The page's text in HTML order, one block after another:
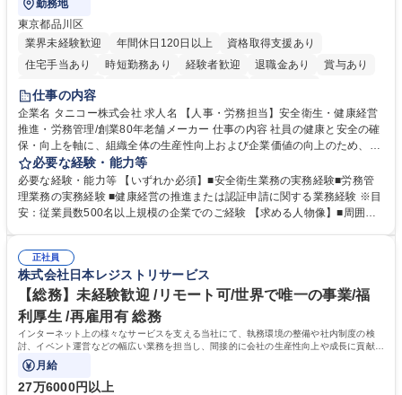
勤務地
東京都品川区
業界未経験歓迎
年間休日120日以上
資格取得支援あり
住宅手当あり
時短勤務あり 経験者歓迎 退職金あり
賞与あり
完全週休2日制
寮・社宅あり
仕事の内容
企業名 タニコー株式会社 求人名 【人事・労務担当】安全衛生・健康経営
推進・労務管理/創業80年老舗メーカー 仕事の内容 社員の健康と安全の確
保・向上を軸に、組織全体の生産性向上および企業価値の向上のため、経
営層と密接に連携しながら、定型業務にとどまらず、制度設計や施策立案
などの上流工程から関与していただきます。 【主な業務内容】■安全衛生
業務（ストレスチェック、健康診断の運用、産業医との連携 など）■健康
経営認証取得に向けた企画・推進■労務管理（労働時間の分析、労働環境
を底上げすべく、ともにご活躍いただける方の増員募集となります。 募集
職種 【人事・労務担当】安全衛生・健康経営推進・労務管理/創業80年老
舗メーカー
必要な経験・能力等
必要な経験・能力等 【いずれか必須】■安全衛生業務の実務経験■労務管
理業務の実務経験 ■健康経営の推進または認証申請に関する業務経験 ※目
安：従業員数500名以上規模の企業でのご経験 【求める人物像】■周囲
部門と連携しながら業務を推進できる方■Excelや労務管理システムの実務
使用経験をお持ちの方 学歴・資格 学歴：大学院 大学 高専 短大 専修学校
高校 語学力： 資格：
正社員
株式会社日本レジストリサービス
【総務】未経験歓迎 /リモート可/世界で唯一の事業/福
利厚生 /再雇用有 総務
インターネット上の様々なサービスを支える当社にて、執務環境の整備や社内制度の検
討、イベント運営などの幅広い業務を担当し、間接的に会社の生産性向上や成長に貢献し
ている部署です。
月給
27万6000円以上